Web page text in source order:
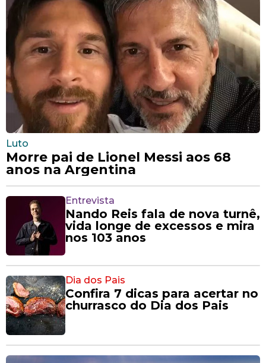
Luto
Morre pai de Lionel Messi aos 68
anos na Argentina
Entrevista
Nando Reis fala de nova turnê,
vida longe de excessos e mira
nos 103 anos
Dia dos Pais
Confira 7 dicas para acertar no
churrasco do Dia dos Pais